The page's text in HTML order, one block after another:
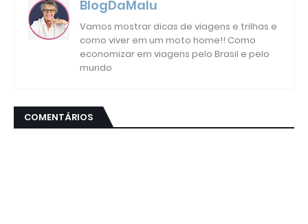
BlogDaMalu
Vamos mostrar dicas de viagens e trilhas e
como viver em um moto home!! Como
economizar em viagens pelo Brasil e pelo
mundo
COMENTÁRIOS